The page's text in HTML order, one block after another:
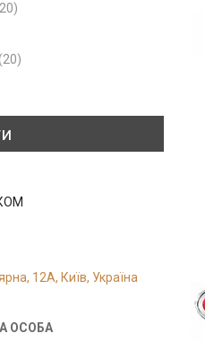
20
20
12А, Київ, Україна